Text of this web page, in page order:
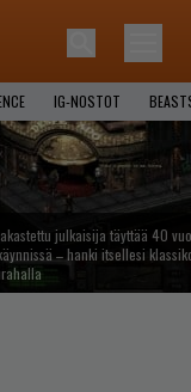
IG-NOSTOT
julkaisija täyttää 40
– hanki itsellesi